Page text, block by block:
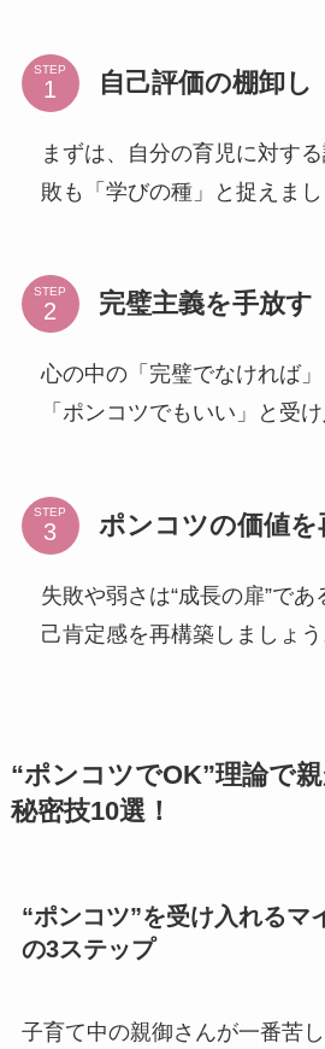
STEP 自己評価の棚卸し
まずは、自分の育児に対す
敗も「学びの種」と捉えまし
STEP 完璧主義を手放す
心の中の「完璧でなければ
「ポンコツでもいい」と受け
STEP ポンコツの価値を
失敗や弱さは“成長の扉”で
己肯定感を再構築しましょう
“ポンコツでOK”理論で
秘密技10選！
“ポンコツ”を受け入れるマ
の3ステップ
子育て中の親御さんが一番苦